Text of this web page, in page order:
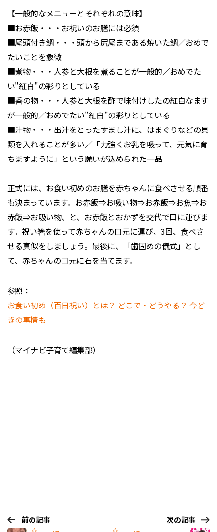
【一般的なメニューとそれぞれの意味】
■お赤飯・・・お祝いのお膳には必須
■尾頭付き鯛・・・頭から尻尾まである焼いた鯛／おめで
たいことを象徴
■煮物・・・人参と大根を煮ることが一般的／おめでた
い"紅白"の彩りとしている
■香の物・・・人参と大根を酢で味付けしたの紅白なます
が一般的／おめでたい"紅白"の彩りとしている
■汁物・・・出汁をとったすまし汁に、はまぐりなどの貝
類を入れることが多い／「力強くお乳を吸って、元気に育
ちますように」という願いが込められた一品
正式には、お食い初めのお膳を赤ちゃんに食べさせる順番
も決まっています。お赤飯⇒お吸い物⇒お赤飯⇒お魚⇒お
赤飯⇒お吸い物、と、お赤飯とおかずを交代で口に運びま
す。祝い箸を使って赤ちゃんの口元に運び、3回、食べさ
せる真似をしましょう。最後に、「歯固めの儀式」とし
て、赤ちゃんの口元に石を当てます。
参照：
お食い初め（百日祝い）とは？ どこで・どうやる？ 今ど
きの事情も
（マイナビ子育て編集部）
前の記事 次の記事